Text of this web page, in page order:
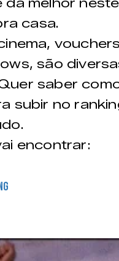
dá melhor
casa.
são
saber
subir no
encontrar: